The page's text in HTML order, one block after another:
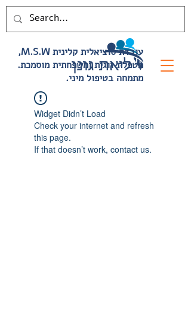
,M.S.W עובדת סוציאלית קלינית
.מטפלת זוגית ומשפחתית מוסמכת
.מתמחה בטיפול מיני
Widget Didn’t Load
Check your internet and refresh
this page.
If that doesn’t work, contact us.